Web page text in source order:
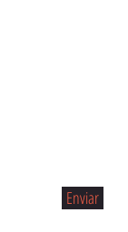
Enviar